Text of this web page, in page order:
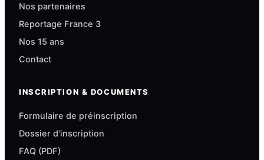
Nos partenaires
Reportage France 3
Nos 15 ans
Contact
INSCRIPTION & DOCUMENTS
Formulaire de préinscription
Dossier d'inscription
FAQ (PDF)